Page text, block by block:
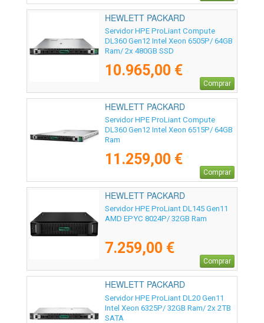
HEWLETT PACKARD
ENTERPRISE - P89233-425
Servidor HPE ProLiant Compute
DL360 Gen12 Intel Xeon 6505P/ 64GB
Ram/ 2x 480GB SSD
10.965,00 €
Comprar
HEWLETT PACKARD
ENTERPRISE - P95989-425
Servidor HPE ProLiant Compute
DL360 Gen12 Intel Xeon 6515P/ 64GB
Ram
11.259,00 €
Comprar
HEWLETT PACKARD
ENTERPRISE - P79814-425
Servidor HPE ProLiant DL145 Gen11
AMD EPYC 8024P/ 32GB Ram
7.259,00 €
Comprar
HEWLETT PACKARD
ENTERPRISE - P87462-425
Servidor HPE ProLiant DL20 Gen11
Intel Xeon 6325P/ 32GB Ram/ 2x 2TB
SATA